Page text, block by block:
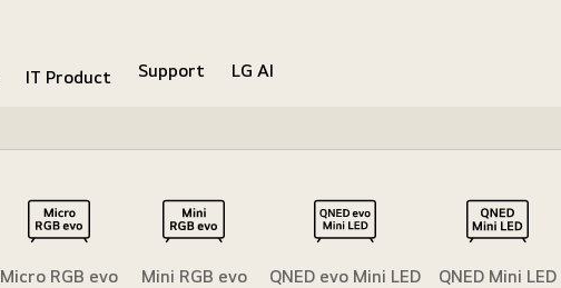
IT Product Support
LG AI
Micro RGB evo Mini RGB evo QNED evo Mini LED QNED Mini LED